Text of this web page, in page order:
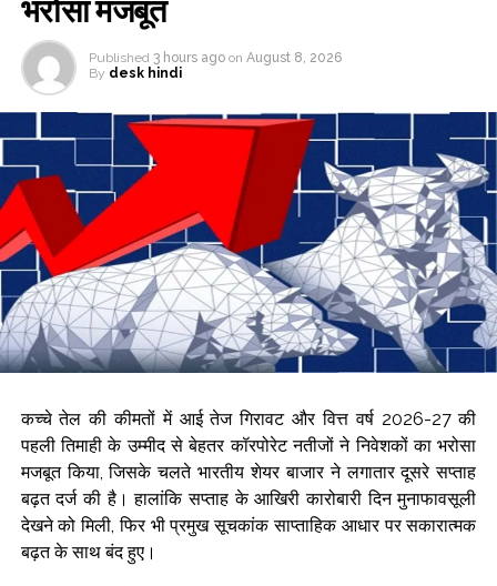
भरोसा मजबूत
Published 3 hours ago on August 8, 2026
By desk hindi
कच्चे तेल की कीमतों में आई तेज गिरावट और वित्त वर्ष 2026-27 की
पहली तिमाही के उम्मीद से बेहतर कॉरपोरेट नतीजों ने निवेशकों का भरोसा
मजबूत किया, जिसके चलते भारतीय शेयर बाजार ने लगातार दूसरे सप्ताह
बढ़त दर्ज की है। हालांकि सप्ताह के आखिरी कारोबारी दिन मुनाफावसूली
देखने को मिली, फिर भी प्रमुख सूचकांक साप्ताहिक आधार पर सकारात्मक
बढ़त के साथ बंद हुए।